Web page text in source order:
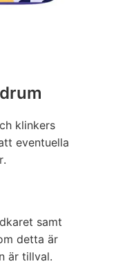
klinkers
eventuella
samt
detta är
är tillval.